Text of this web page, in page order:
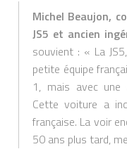
Michel Beaujon,
JS5 et ancien
souvient : « La
petite équipe
1, mais avec une
Cette voiture a
française. La voir
50 ans plus tard,